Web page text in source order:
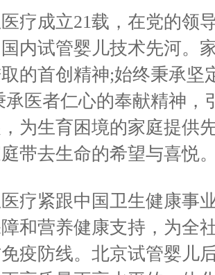
成立21载，在党的领
内试管婴儿技术先河。
的首创精神;始终秉承坚
承医者仁心的奉献精神，
为生育困境的家庭提供
带去生命的希望与喜悦
紧跟中国卫生健康事业
和营养健康支持，为全
疫防线。北京试管婴儿